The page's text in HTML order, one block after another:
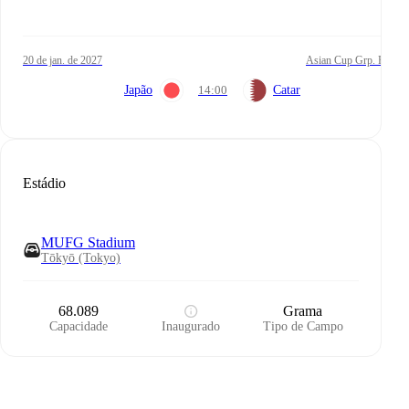
20 de jan. de 2027 Asian Cup Grp. F
Japão 14:00 Catar
Estádio
MUFG Stadium
Tōkyō (Tokyo)
68.089
Capacidade Inaugurado
Grama
Tipo de Campo